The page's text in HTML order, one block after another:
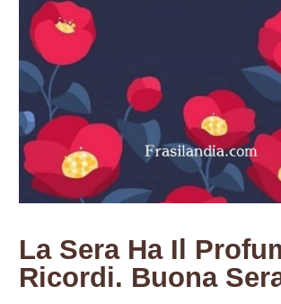
La Sera Ha Il
Ricordi. Buona